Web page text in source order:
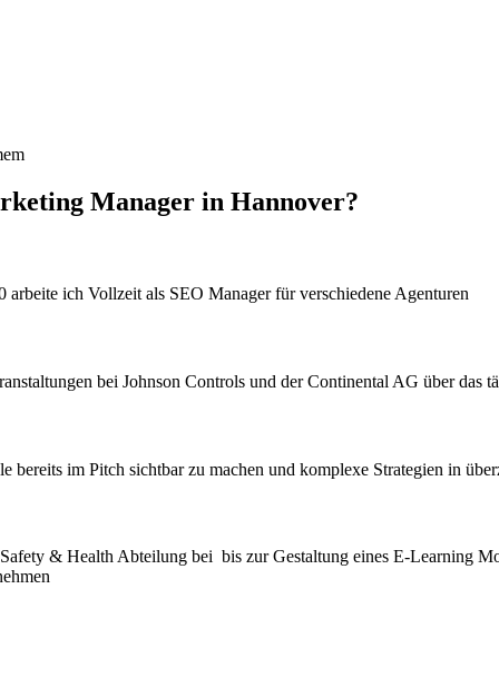
Manager in Hannover?
ich Vollzeit als SEO Manager für verschiedene Agenturen
bei Johnson Controls und der Continental AG über
bereits im Pitch sichtbar zu machen und komplexe Strategien in
& Health Abteilung bei bis zur Gestaltung eines E-Learning